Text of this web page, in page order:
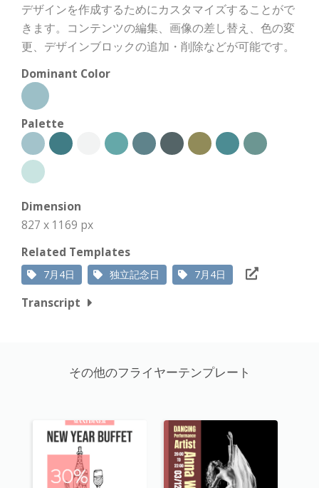
デザインを作成するためにカスタマイズすることがで
きます。コンテンツの編集、画像の差し替え、色の変
更、デザインブロックの追加・削除などが可能です。
Dominant Color
Palette
Dimension
827 x 1169 px
Related Templates
7月4日 独立記念日 7月4日
Transcript
その他のフライヤーテンプレート